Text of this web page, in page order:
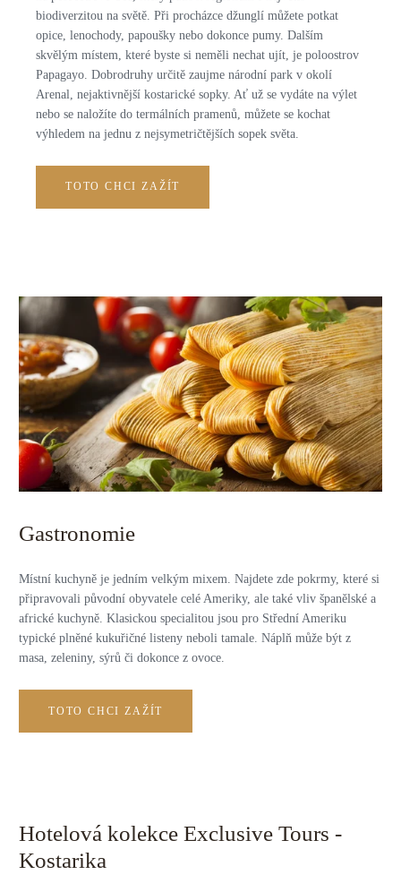
biodiverzitou na světě. Při procházce džunglí můžete potkat
opice, lenochody, papoušky nebo dokonce pumy. Dalším
skvělým místem, které byste si neměli nechat ujít, je poloostrov
Papagayo. Dobrodruhy určitě zaujme národní park v okolí
Arenal, nejaktivnější kostarické sopky. Ať už se vydáte na výlet
nebo se naložíte do termálních pramenů, můžete se kochat
výhledem na jednu z nejsymetričtějších sopek světa.
TOTO CHCI ZAŽÍT
Gastronomie
Místní kuchyně je jedním velkým mixem. Najdete zde pokrmy, které si
připravovali původní obyvatele celé Ameriky, ale také vliv španělské a
africké kuchyně. Klasickou specialitou jsou pro Střední Ameriku
typické plněné kukuřičné listeny neboli tamale. Náplň může být z
masa, zeleniny, sýrů či dokonce z ovoce.
TOTO CHCI ZAŽÍT
Hotelová kolekce Exclusive Tours -
Kostarika